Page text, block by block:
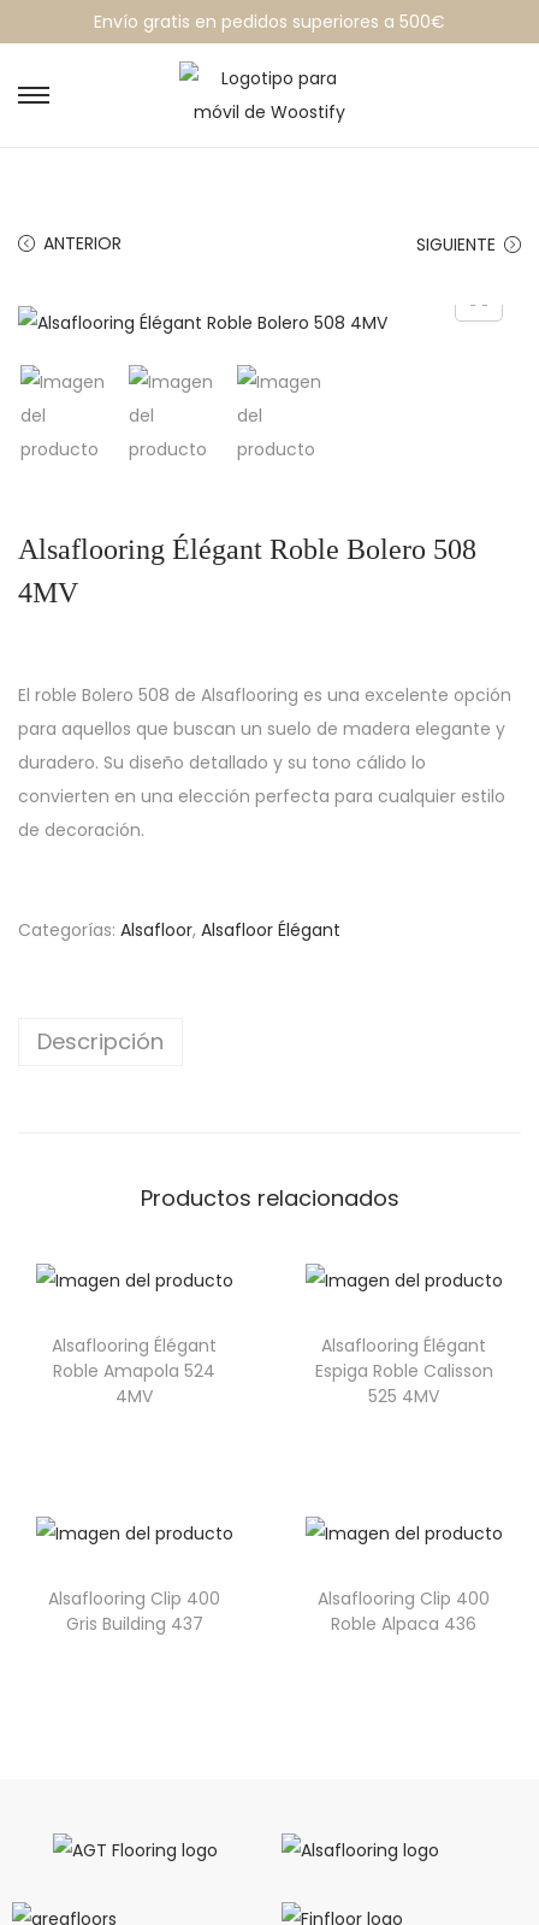
Envío gratis en pedidos superiores a 500€
ANTERIOR SIGUIENTE
Alsaflooring Élégant Roble Bolero 508
4MV
El roble Bolero 508 de Alsaflooring es una excelente opción
para aquellos que buscan un suelo de madera elegante y
duradero. Su diseño detallado y su tono cálido lo
convierten en una elección perfecta para cualquier estilo
de decoración.
Categorías: Alsafloor, Alsafloor Élégant
Descripción
Productos relacionados
Alsaflooring Élégant
Roble Amapola 524
4MV
Alsaflooring Élégant
Espiga Roble Calisson
525 4MV
Alsaflooring Clip 400
Gris Building 437
Alsaflooring Clip 400
Roble Alpaca 436